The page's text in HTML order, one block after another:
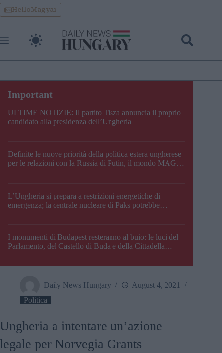
Skip
to
content
HelloMagyar
ULTIME NOTIZIE: Il partito Tisza annuncia il proprio
candidato alla presidenza dell’Ungheria
Definite le nuove priorità della politica estera ungherese
per le relazioni con la Russia di Putin, il mondo MAGA,
L’Ungheria si prepara a restrizioni energetiche di
emergenza; la centrale nucleare di Paks potrebbe
I monumenti di Budapest resteranno al buio: le luci del
Parlamento, del Castello di Buda e della Cittadella
Daily News Hungary
August 4, 2021
Politica
Ungheria a intentare un’azione
legale per Norvegia Grants